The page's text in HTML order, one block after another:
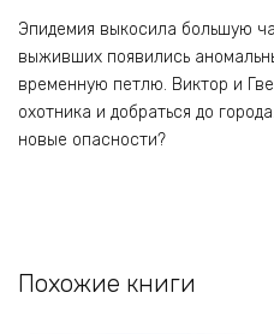
Эпидемия выкосила большую
выживших появились
временную петлю. Виктор и
охотника и добраться до
новые опасности?
Похожие книги